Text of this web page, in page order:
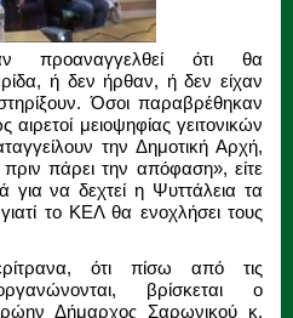
προαναγγελθεί ότι θα
ή δεν ήρθαν, ή δεν είχαν
Όσοι παραβρέθηκαν
μειοψηφίας γειτονικών
την Δημοτική Αρχή,
πριν πάρει την απόφαση», είτε
για να δεχτεί η Ψυττάλεια τα
το ΚΕΛ θα ενοχλήσει τους
ότι πίσω από τις
βρίσκεται ο
Δήμαρχος Σαρωνικού κ.